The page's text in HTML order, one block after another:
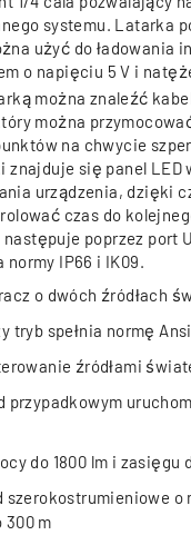
systemu. Latarka
użyć do ładowania
o napięciu 5 V i
można znaleźć
można
na chwycie
znajduje się panel LED
urządzenia, dzięki
czas do
następuje poprzez port
normy IP66 i IK09.
o dwóch źródłach
tryb spełnia normę
źródłami
przypadkowym
do 1800 lm i zasięgu
szerokostrumieniowe o
300 m